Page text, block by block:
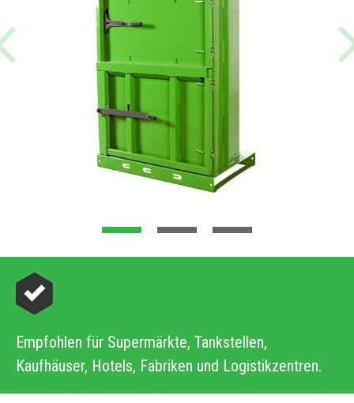
Empfohlen für Supermärkte, Tankstellen,
Kaufhäuser, Hotels, Fabriken und Logistikzentren.